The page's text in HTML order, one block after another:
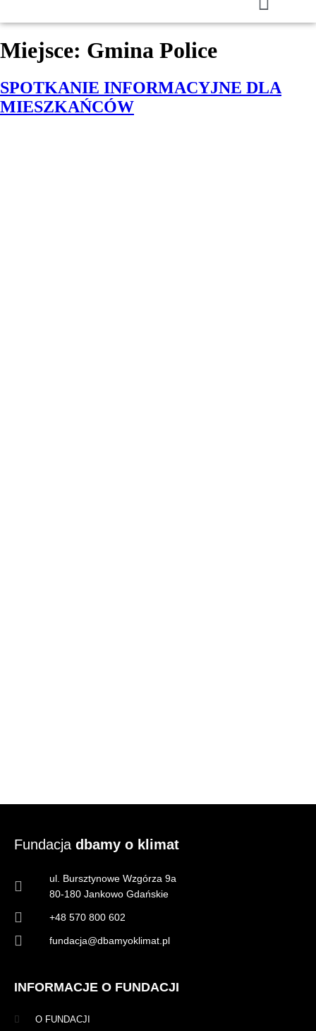
Miejsce: Gmina Police
SPOTKANIE INFORMACYJNE DLA
MIESZKAŃCÓW
Fundacja dbamy o klimat
ul. Bursztynowe Wzgórza 9a
80-180 Jankowo Gdańskie
+48 570 800 602
fundacja@dbamyoklimat.pl
INFORMACJE O FUNDACJI
O FUNDACJI